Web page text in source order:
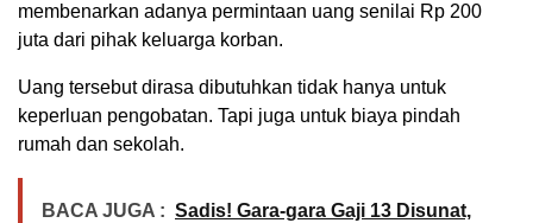
membenarkan adanya permintaan uang senilai Rp 200
juta dari pihak keluarga korban.
Uang tersebut dirasa dibutuhkan tidak hanya untuk
keperluan pengobatan. Tapi juga untuk biaya pindah
rumah dan sekolah.
BACA JUGA : Sadis! Gara-gara Gaji 13 Disunat,